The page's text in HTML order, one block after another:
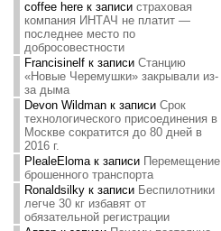
coffee hereк записи страховая
компания ИНТАЧ не платит —
последнее место по
добросовестности
Francisinelfк записи Станцию
«Новые Черемушки» закрывали из-
за дыма
Devon Wildmanк записи Срок
технологического присоединения в
Москве сократится до 80 дней в
2016 г.
PlealeElomaк записи Перемещение
брошенного транспорта
Ronaldsilkyк записи Беспилотники
легче 30 кг избавят от
обязательной регистрации